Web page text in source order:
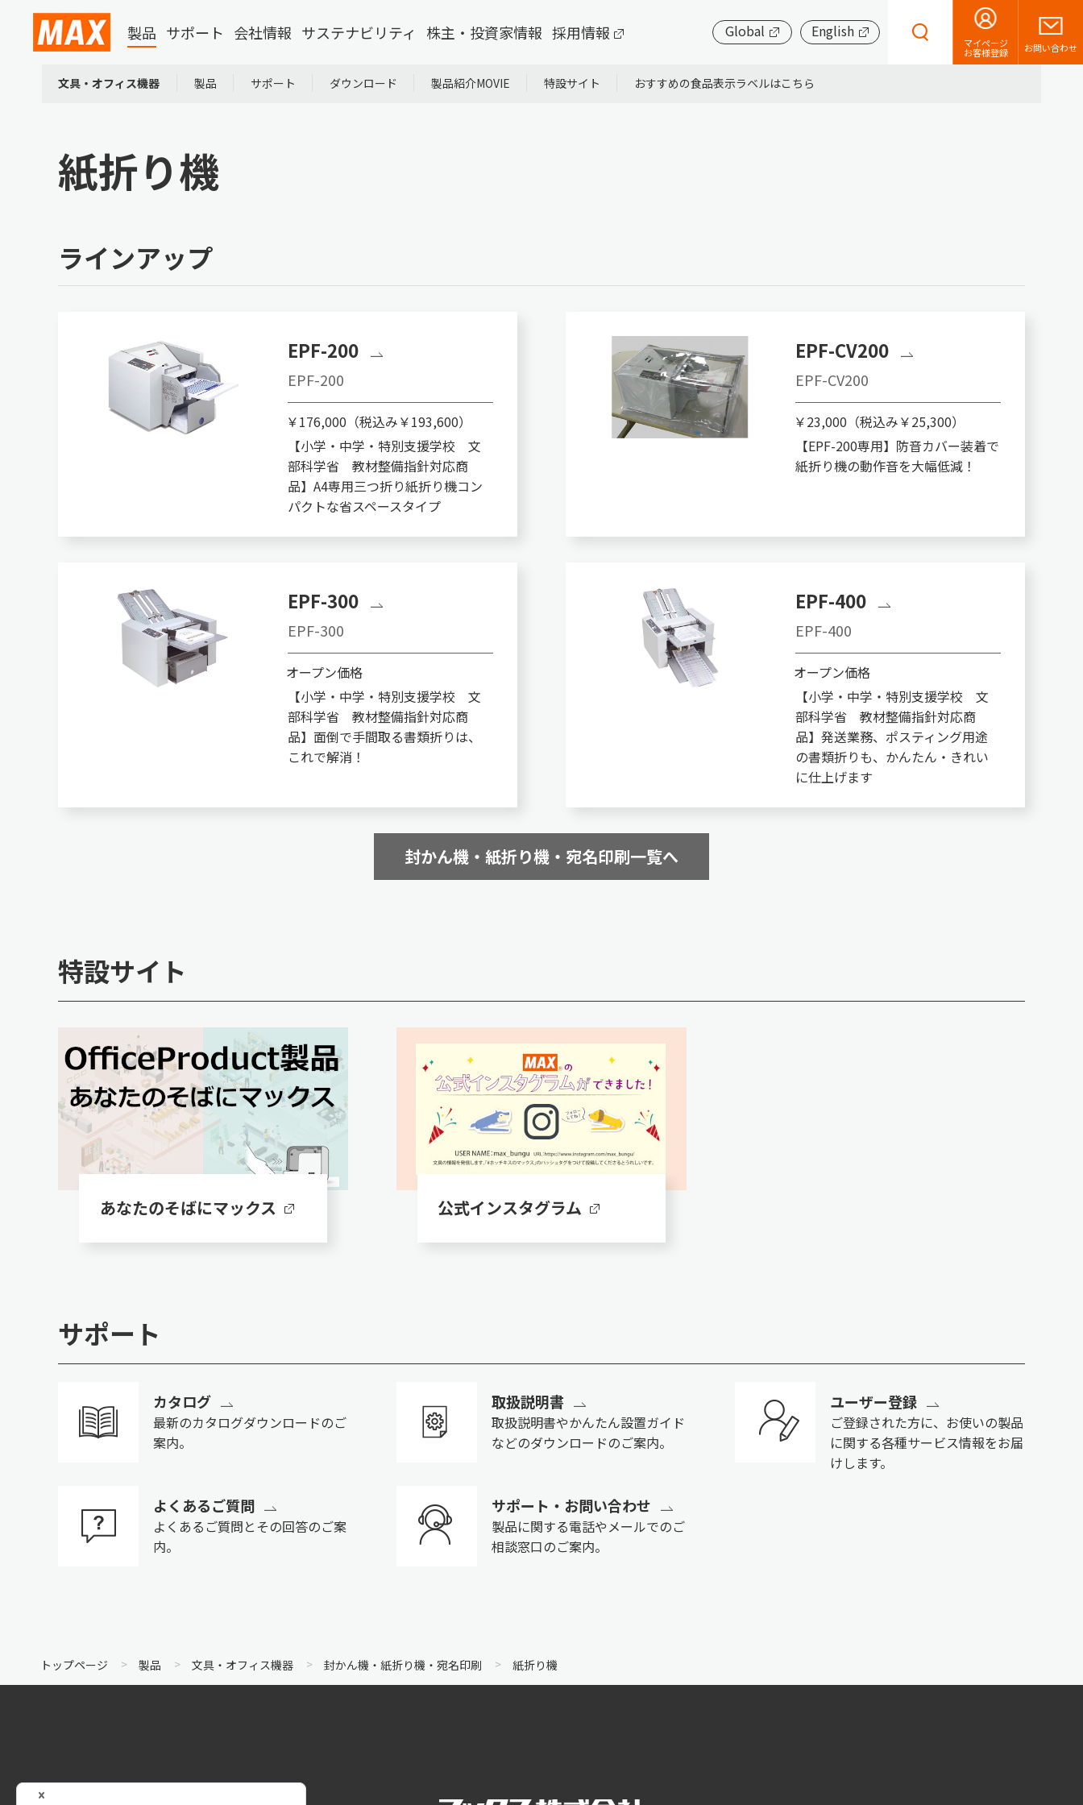
製品 サポート 会社情報 サステナビリティ 株主・投資家情報 採用情報 Global English
マイページ
お客様登録 お問い合わせ
文具・オフィス機器 製品 サポート ダウンロード 製品紹介MOVIE 特設サイト おすすめの食品表示ラベルはこちら
紙折り機
ラインアップ
EPF-200
EPF-200
￥176,000（税込み￥193,600）
【小学・中学・特別支援学校 文
部科学省 教材整備指針対応商
品】A4専用三つ折り紙折り機コン
パクトな省スペースタイプ
EPF-CV200
EPF-CV200
￥23,000（税込み￥25,300）
【EPF-200専用】防音カバー装着で
紙折り機の動作音を大幅低減！
EPF-300
EPF-300
オープン価格
【小学・中学・特別支援学校 文
部科学省 教材整備指針対応商
品】面倒で手間取る書類折りは、
これで解消！
EPF-400
EPF-400
オープン価格
【小学・中学・特別支援学校 文
部科学省 教材整備指針対応商
品】発送業務、ポスティング用途
の書類折りも、かんたん・きれい
に仕上げます
封かん機・紙折り機・宛名印刷一覧へ
特設サイト
あなたのそばにマックス 公式インスタグラム
サポート
カタログ
最新のカタログダウンロードのご
案内。
取扱説明書
取扱説明書やかんたん設置ガイド
などのダウンロードのご案内。
ユーザー登録
ご登録された方に、お使いの製品
に関する各種サービス情報をお届
けします。
よくあるご質問
よくあるご質問とその回答のご案
内。
サポート・お問い合わせ
製品に関する電話やメールでのご
相談窓口のご案内。
トップページ 製品 文具・オフィス機器 封かん機・紙折り機・宛名印刷 紙折り機